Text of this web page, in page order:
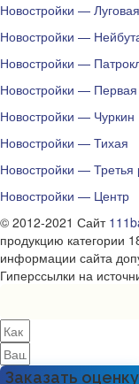
Новостройки — Луговая
Новостройки —
Новостройки —
Новостройки — Первая
Новостройки — Чуркин
Новостройки — Тихая
Новостройки — Третья
Новостройки — Центр
© 2012-2021 Сайт
продукцию категории
информации сайта
Гиперссылки на
Заказать оценку